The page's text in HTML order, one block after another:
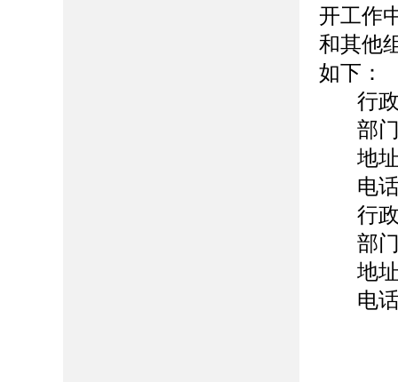
开工作
和其他
如下：
行
部
地
电
行
部
地
电